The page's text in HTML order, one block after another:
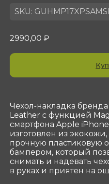
SKU:
2990,00 ₽
Чехол-накладка
Leather с функцией
смартфона Apple
изготовлен из
прочную пластиковую
бампером, который
снимать и надевать
в руках и приятен на
shop@sotekom.com
ОГРН 1047796297768
ИНН 7716506908
КПП 772901001
Служба поддержки
Связаться